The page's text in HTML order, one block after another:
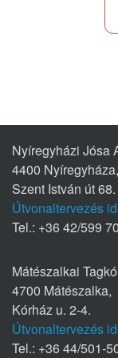
Nyíregyházi Jósa
4400 Nyíregyháza,
Szent István út 68.
Útvonaltervezés
Tel.: +36 42/599
Mátészalkai
4700 Mátészalka,
Kórház u. 2-4.
Útvonaltervezés
Tel.: +36 44/501-